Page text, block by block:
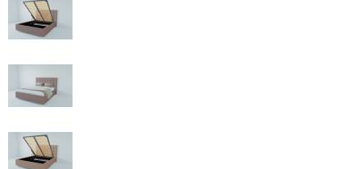
МЕБЕЛЬ-
ТРАНСФОРМЕР
РАЗНАЯ
МЕБЕЛЬ
ЖУРНАЛЬНЫЕ
СТОЛЫ